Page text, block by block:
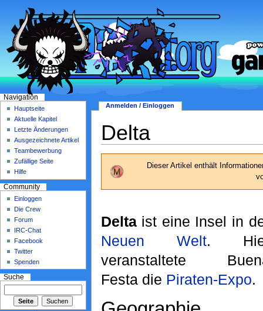
Delta
Dieser Artikel enthält
Deltaist eine Insel in
Neuen Welt.
veranstaltete
Festa die Piraten-Expo.
Anmelden / Einloggen
Navigation
Hauptseite
Aktuelle Kapitel
Letzte Änderungen
Ausgezeichnete Artikel
Teambewerbung
Zufällige Seite
Hilfe
Community
Einloggen
Die Crew
Forum
IRC-Chat
Facebook
Twitter
Spenden
Suche